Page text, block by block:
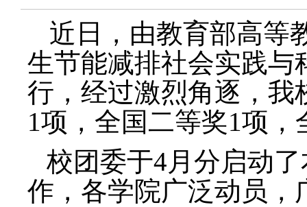
近日，由教育部高等
生节能减排社会实践与
行，经过激烈角逐，我
1项，全国二等奖1项，
校团委于4月分启动
作， 各学院广泛动员，